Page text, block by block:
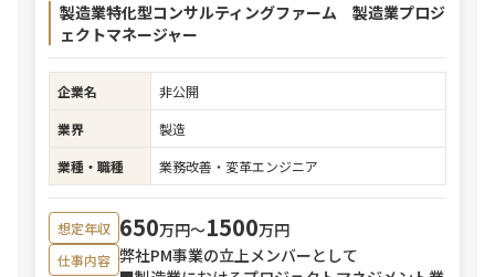
製造業特化型コンサルティングファーム 製造業プロジ
ェクトマネージャー
企業名
非公開
業界
製造
業種・職種
業務改善・変革エンジニア
想定年収 650万円〜1500万円
仕事内容 弊社PM事業の立上メンバーとして